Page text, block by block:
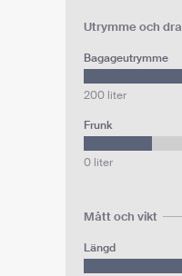
Utrymme och
Bagageutrymme
200 liter
Frunk
0 liter
Mått och vikt
Längd